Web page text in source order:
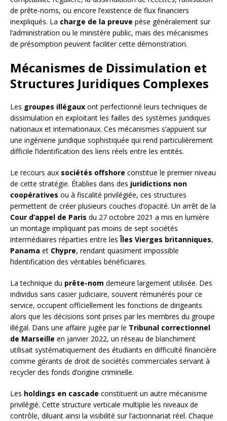
de prête-noms, ou encore l’existence de flux financiers
inexpliqués. La charge de la preuve pèse généralement sur
l’administration ou le ministère public, mais des mécanismes
de présomption peuvent faciliter cette démonstration.
Mécanismes de Dissimulation et
Structures Juridiques Complexes
Les groupes illégaux ont perfectionné leurs techniques de
dissimulation en exploitant les failles des systèmes juridiques
nationaux et internationaux. Ces mécanismes s’appuient sur
une ingénierie juridique sophistiquée qui rend particulièrement
difficile l’identification des liens réels entre les entités.
Le recours aux sociétés offshore constitue le premier niveau
de cette stratégie. Établies dans des juridictions non
coopératives ou à fiscalité privilégiée, ces structures
permettent de créer plusieurs couches d’opacité. Un arrêt de la
Cour d’appel de Paris du 27 octobre 2021 a mis en lumière
un montage impliquant pas moins de sept sociétés
intermédiaires réparties entre lesÎles Vierges britanniques,
Panama et Chypre, rendant quasiment impossible
l’identification des véritables bénéficiaires.
La technique du prête-nom demeure largement utilisée. Des
individus sans casier judiciaire, souvent rémunérés pour ce
service, occupent officiellement les fonctions de dirigeants
alors que les décisions sont prises par les membres du groupe
illégal. Dans une affaire jugée par le Tribunal correctionnel
de Marseille en janvier 2022, un réseau de blanchiment
utilisait systématiquement des étudiants en difficulté financière
comme gérants de droit de sociétés commerciales servant à
recycler des fonds d’origine criminelle.
Les holdings en cascade constituent un autre mécanisme
privilégié. Cette structure verticale multiplie les niveaux de
contrôle, diluant ainsi la visibilité sur l’actionnariat réel. Chaque